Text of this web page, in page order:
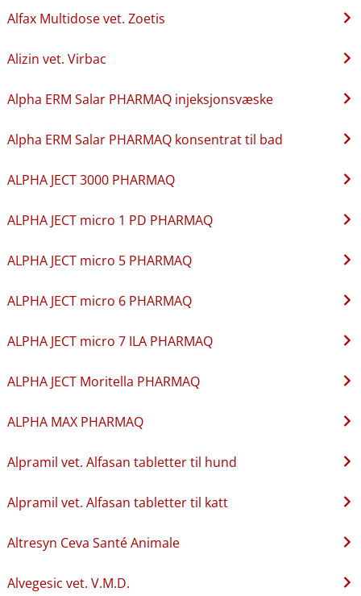
Alfax Multidose vet. Zoetis
Alizin vet. Virbac
Alpha ERM Salar PHARMAQ injeksjonsvæske
Alpha ERM Salar PHARMAQ konsentrat til bad
ALPHA JECT 3000 PHARMAQ
ALPHA JECT micro 1 PD PHARMAQ
ALPHA JECT micro 5 PHARMAQ
ALPHA JECT micro 6 PHARMAQ
ALPHA JECT micro 7 ILA PHARMAQ
ALPHA JECT Moritella PHARMAQ
ALPHA MAX PHARMAQ
Alpramil vet. Alfasan tabletter til hund
Alpramil vet. Alfasan tabletter til katt
Altresyn Ceva Santé Animale
Alvegesic vet. V.M.D.